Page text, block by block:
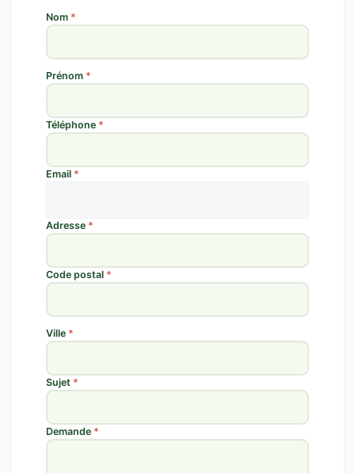
Nom *
Prénom *
Téléphone *
Email *
Adresse *
Code postal *
Ville *
Sujet *
Demande *